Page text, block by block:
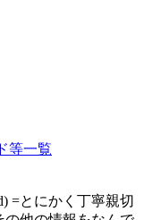
等一覧
=とにかく丁寧親切